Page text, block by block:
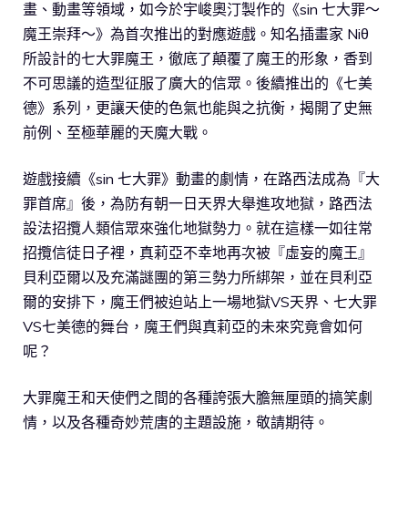
畫、動畫等領域，如今於宇峻奧汀製作的《sin 七大罪～
魔王崇拜～》為首次推出的對應遊戲。知名插畫家 Niθ
所設計的七大罪魔王，徹底了顛覆了魔王的形象，香到
不可思議的造型征服了廣大的信眾。後續推出的《七美
德》系列，更讓天使的色氣也能與之抗衡，揭開了史無
前例、至極華麗的天魔大戰。
遊戲接續《sin 七大罪》動畫的劇情，在路西法成為『大
罪首席』後，為防有朝一日天界大舉進攻地獄，路西法
設法招攬人類信眾來強化地獄勢力。就在這樣一如往常
招攬信徒日子裡，真莉亞不幸地再次被『虛妄的魔王』
貝利亞爾以及充滿謎團的第三勢力所綁架，並在貝利亞
爾的安排下，魔王們被迫站上一場地獄VS天界、七大罪
VS七美德的舞台，魔王們與真莉亞的未來究竟會如何
呢？
大罪魔王和天使們之間的各種誇張大膽無厘頭的搞笑劇
情，以及各種奇妙荒唐的主題設施，敬請期待。